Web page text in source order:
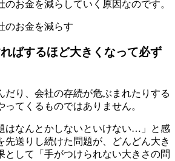
お金を減らしていく原因なのです。
ばするほど大きくなって必ず
だり、会社の存続が危ぶまれたりする
ってくるものではありません。
はなんとかしないといけない…」と感
先送りし続けた問題が、どんどん大き
として「手がつけられない大きさの問